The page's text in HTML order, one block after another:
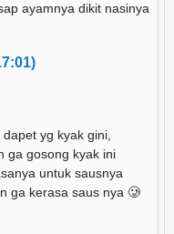
ayamnya dikit nasinya
yg kyak gini,
ga gosong kyak ini
untuk sausnya
ga kerasa saus nya 🥲